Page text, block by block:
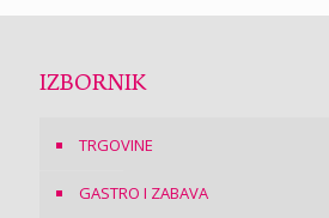
IZBORNIK
TRGOVINE
GASTRO I ZABAVA